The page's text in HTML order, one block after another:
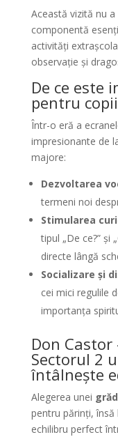
Această vizită nu
componentă
activități
observație și
De ce este
pentru
Într-o eră a
impresionante de
majore:
Dezvoltarea
termeni noi
Stimularea
tipul „De ce?” și
directe lângă
Socializare și
cei mici regulile
importanța
Don
Sectorul 2
întâlnește
Alegerea unei
pentru părinți,
echilibru perfect